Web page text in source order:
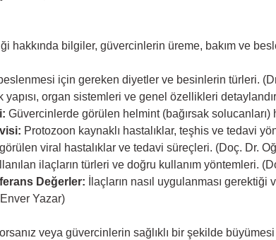
hakkında bilgiler, güvercinlerin üreme, bakım ve
için gereken diyetler ve besinlerin türleri.
organ sistemleri ve genel özellikleri
Güvercinlerde görülen helmint (bağırsak solucanları)
Protozoon kaynaklı hastalıklar, teşhis ve tedavi
viral hastalıklar ve tedavi süreçleri. (Doç. Dr.
ilaçların türleri ve doğru kullanım yöntemleri.
Değerler: İlaçların nasıl uygulanması
Yazar)
veya güvercinlerin sağlıklı bir şekilde